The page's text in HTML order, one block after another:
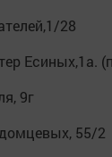
28
Есиных,1а.
9г
55/2